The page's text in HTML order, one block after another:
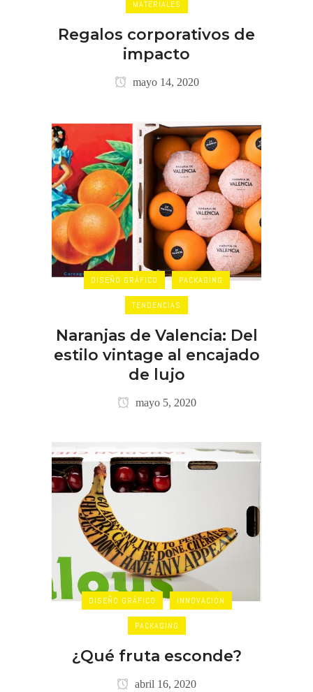
MATERIALES
Regalos corporativos de
impacto
mayo 14, 2020
DISEÑO GRÁFICO PACKAGING
TENDENCIAS
Naranjas de Valencia: Del
estilo vintage al encajado
de lujo
mayo 5, 2020
DISEÑO GRÁFICO INNOVACIÓN
PACKAGING
¿Qué fruta esconde?
abril 16, 2020